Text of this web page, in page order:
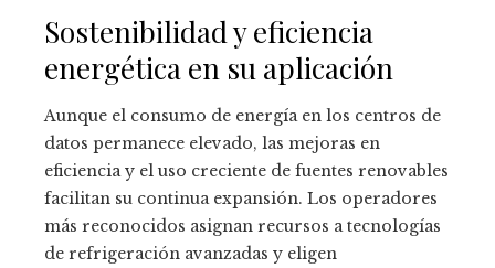
Sostenibilidad y eficiencia
energética en su aplicación
Aunque el consumo de energía en los centros de
datos permanece elevado, las mejoras en
eficiencia y el uso creciente de fuentes renovables
facilitan su continua expansión. Los operadores
más reconocidos asignan recursos a tecnologías
de refrigeración avanzadas y eligen